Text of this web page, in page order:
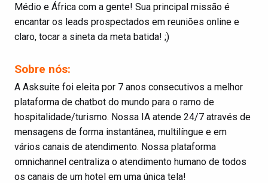
Médio e África com a gente! Sua principal missão é
encantar os leads prospectados em reuniões online e
claro, tocar a sineta da meta batida! ;)
Sobre nós:
A Asksuite foi eleita por 7 anos consecutivos a melhor
plataforma de chatbot do mundo para o ramo de
hospitalidade/turismo. Nossa IA atende 24/7 através de
mensagens de forma instantânea, multilíngue e em
vários canais de atendimento. Nossa plataforma
omnichannel centraliza o atendimento humano de todos
os canais de um hotel em uma única tela!